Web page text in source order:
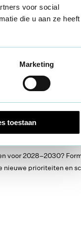
voor social
die u aan ze heeft
Marketing
toestaan
voor 2028–2030?
nieuwe prioriteiten en